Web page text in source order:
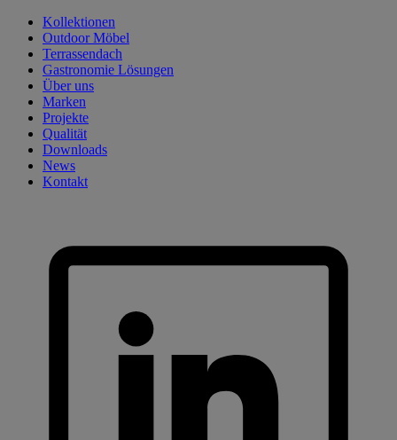
Skip
content
Kollektionen
Outdoor Möbel
Terrassendach
Gastronomie Lösungen
Über uns
Marken
Projekte
Qualität
Downloads
News
Kontakt